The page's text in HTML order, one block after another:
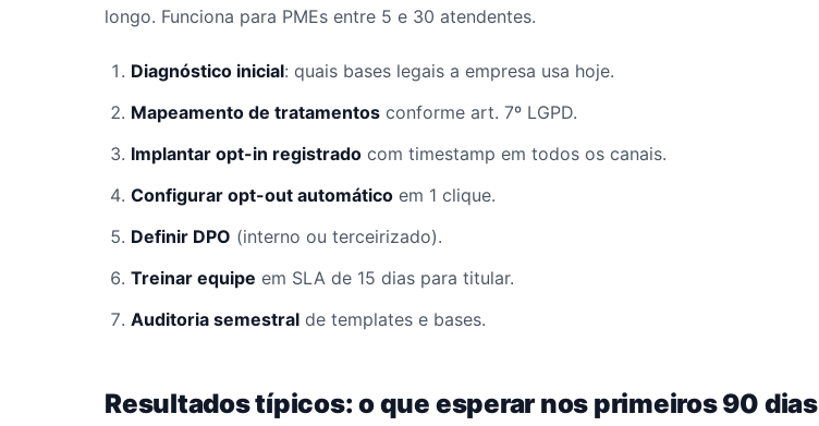
longo. Funciona para PMEs entre 5 e 30 atendentes.
Diagnóstico inicial: quais bases legais a empresa usa hoje.
Mapeamento de tratamentos conforme art. 7º LGPD.
Implantar opt-in registrado com timestamp em todos os canais.
Configurar opt-out automático em 1 clique.
Definir DPO (interno ou terceirizado).
Treinar equipe em SLA de 15 dias para titular.
Auditoria semestral de templates e bases.
Resultados típicos: o que esperar nos primeiros 90 dias